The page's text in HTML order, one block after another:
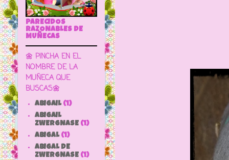
PARECIDOS
RAZONABLES DE
MUÑECAS
🌼 PINCHA EN EL
NOMBRE DE LA
MUÑECA QUE
BUSCAS🌼
ABIGAIL (1)
ABIGAIL
ZWERGNASE (1)
ABIGAL (1)
ABIGAL DE
ZWERGNASE (1)